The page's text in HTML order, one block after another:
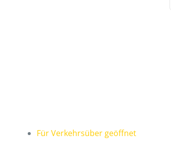
Für Verkehrsüber geöffnet